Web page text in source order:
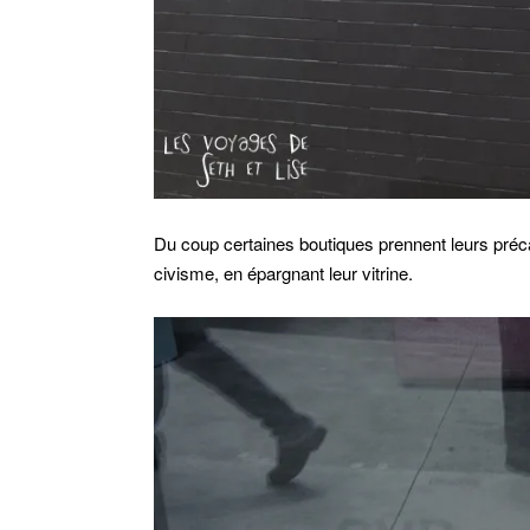
Du coup certaines boutiques prennent leurs
civisme, en épargnant leur vitrine.